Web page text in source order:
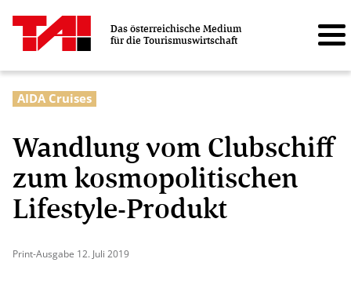
Das österreichische Medium
für die Tourismuswirtschaft
AIDA Cruises
Wandlung vom Clubschiff
zum kosmopolitischen
Lifestyle-Produkt
Print-Ausgabe 12. Juli 2019